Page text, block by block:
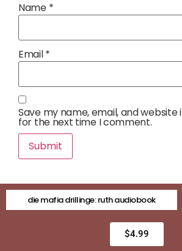
Name *
Email*
Save my name, email, and website
for the next time I comment.
die mafia drillinge: ruth audiobook
$4.99